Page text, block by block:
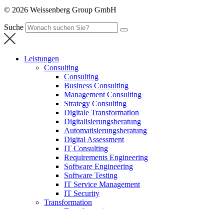
© 2026 Weissenberg Group GmbH
Suche
Leistungen
Consulting
Consulting
Business Consulting
Management Consulting
Strategy Consulting
Digitale Transformation
Digitalisierungsberatung
Automatisierungsberatung
Digital Assessment
IT Consulting
Requirements Engineering
Software Engineering
Software Testing
IT Service Management
IT Security
Transformation